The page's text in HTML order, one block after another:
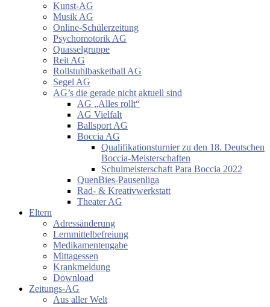
Kunst-AG
Musik AG
Online-Schülerzeitung
Psychomotorik AG
Quasselgruppe
Reit AG
Rollstuhlbasketball AG
Segel AG
AG’s die gerade nicht aktuell sind
AG „Alles rollt“
AG Vielfalt
Ballsport AG
Boccia AG
Qualifikationsturnier zu den 18. Deutschen
Boccia-Meisterschaften
Schulmeisterschaft Para Boccia 2022
QuenBies-Pausenliga
Rad- & Kreativwerkstatt
Theater AG
Eltern
Adressänderung
Lernmittelbefreiung
Medikamentengabe
Mittagessen
Krankmeldung
Download
Zeitungs-AG
Aus aller Welt